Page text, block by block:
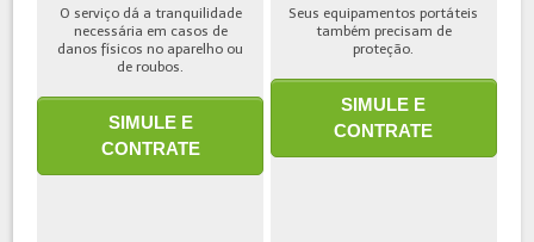
O serviço dá a tranquilidade
necessária em casos de
danos físicos no aparelho ou
de roubos.
SIMULE E
CONTRATE
Seus equipamentos portáteis
também precisam de
proteção.
SIMULE E
CONTRATE